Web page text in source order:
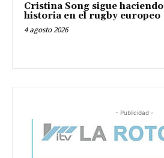
Cristina Song sigue haciendo
historia en el rugby europeo
4 agosto 2026
- Publicidad -